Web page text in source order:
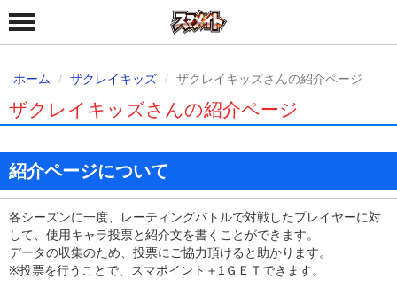
ホーム ザクレイキッズ ザクレイキッズさんの紹介ページ
ザクレイキッズさんの紹介ページ
紹介ページについて
各シーズンに一度、レーティングバトルで対戦したプレイヤーに対
して、使用キャラ投票と紹介文を書くことができます。
データの収集のため、投票にご協力頂けると助かります。
※投票を行うことで、スマポイント＋1ＧＥＴできます。